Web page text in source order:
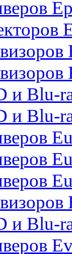
и Blu-
и Blu-
и Blu-